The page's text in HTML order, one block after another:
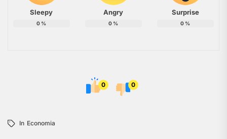
Sleepy
0 %
Angry
0 %
Surprise
0 %
0 0
In Economia